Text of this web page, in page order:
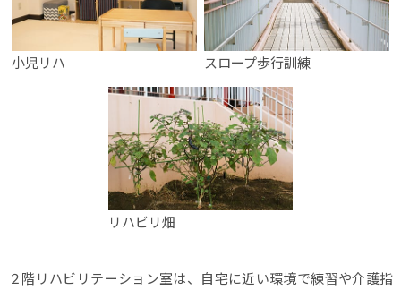
小児リハ スロープ歩行訓練
リハビリ畑
２階リハビリテーション室は、自宅に近い環境で練習や介護指